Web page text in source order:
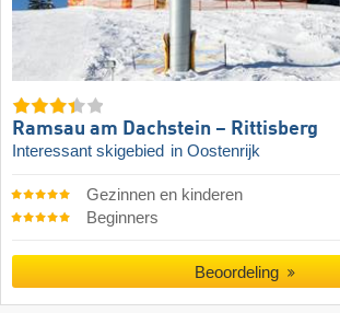
Ramsau am Dachstein – Rittisberg
Interessant skigebied in Oostenrijk
Gezinnen en kinderen
Beginners
Beoordeling